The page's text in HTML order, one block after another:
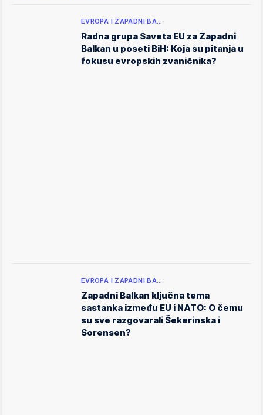
EVROPA I ZAPADNI BA…
Radna grupa Saveta EU za Zapadni
Balkan u poseti BiH: Koja su pitanja u
fokusu evropskih zvaničnika?
EVROPA I ZAPADNI BA…
Zapadni Balkan ključna tema
sastanka između EU i NATO: O čemu
su sve razgovarali Šekerinska i
Sorensen?